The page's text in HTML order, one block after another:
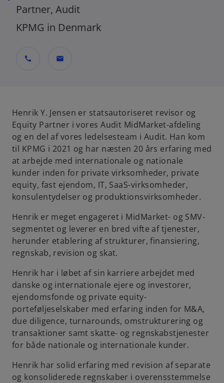
Partner, Audit
KPMG in Denmark
call mail
Henrik Y. Jensen er statsautoriseret revisor og
Equity Partner i vores Audit MidMarket-afdeling
og en del af vores ledelsesteam i Audit. Han kom
til KPMG i 2021 og har næsten 20 års erfaring med
at arbejde med internationale og nationale
kunder inden for private virksomheder, private
equity, fast ejendom, IT, SaaS-virksomheder,
konsulentydelser og produktionsvirksomheder.
Henrik er meget engageret i MidMarket- og SMV-
segmentet og leverer en bred vifte af tjenester,
herunder etablering af strukturer, finansiering,
regnskab, revision og skat.
Henrik har i løbet af sin karriere arbejdet med
danske og internationale ejere og investorer,
ejendomsfonde og private equity-
porteføljeselskaber med erfaring inden for M&A,
due diligence, turnarounds, omstrukturering og
transaktioner samt skatte- og regnskabstjenester
for både nationale og internationale kunder.
Henrik har solid erfaring med revision af separate
og konsoliderede regnskaber i overensstemmelse